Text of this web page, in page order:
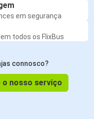
em segurança
todos os FlixBus
connosco?
nosso serviço